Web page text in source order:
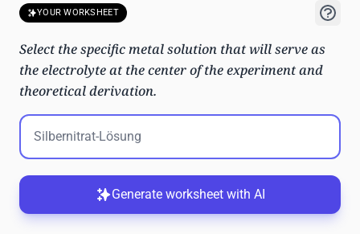
YOUR WORKSHEET
Select the specific metal solution that will serve as
the electrolyte at the center of the experiment and
theoretical derivation.
Generate worksheet with AI